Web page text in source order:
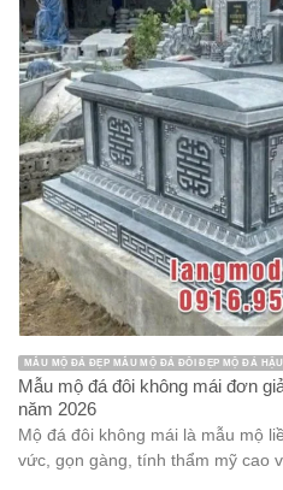
MẪU MỘ ĐÁ ĐẸP MẪU MỘ ĐÁ ĐÔI ĐẸP MỘ ĐÁ
Mẫu mộ đá đôi không mái đơn
năm 2026
Mộ đá đôi không mái là mẫu mộ
vức, gọn gàng, tính thẩm mỹ cao